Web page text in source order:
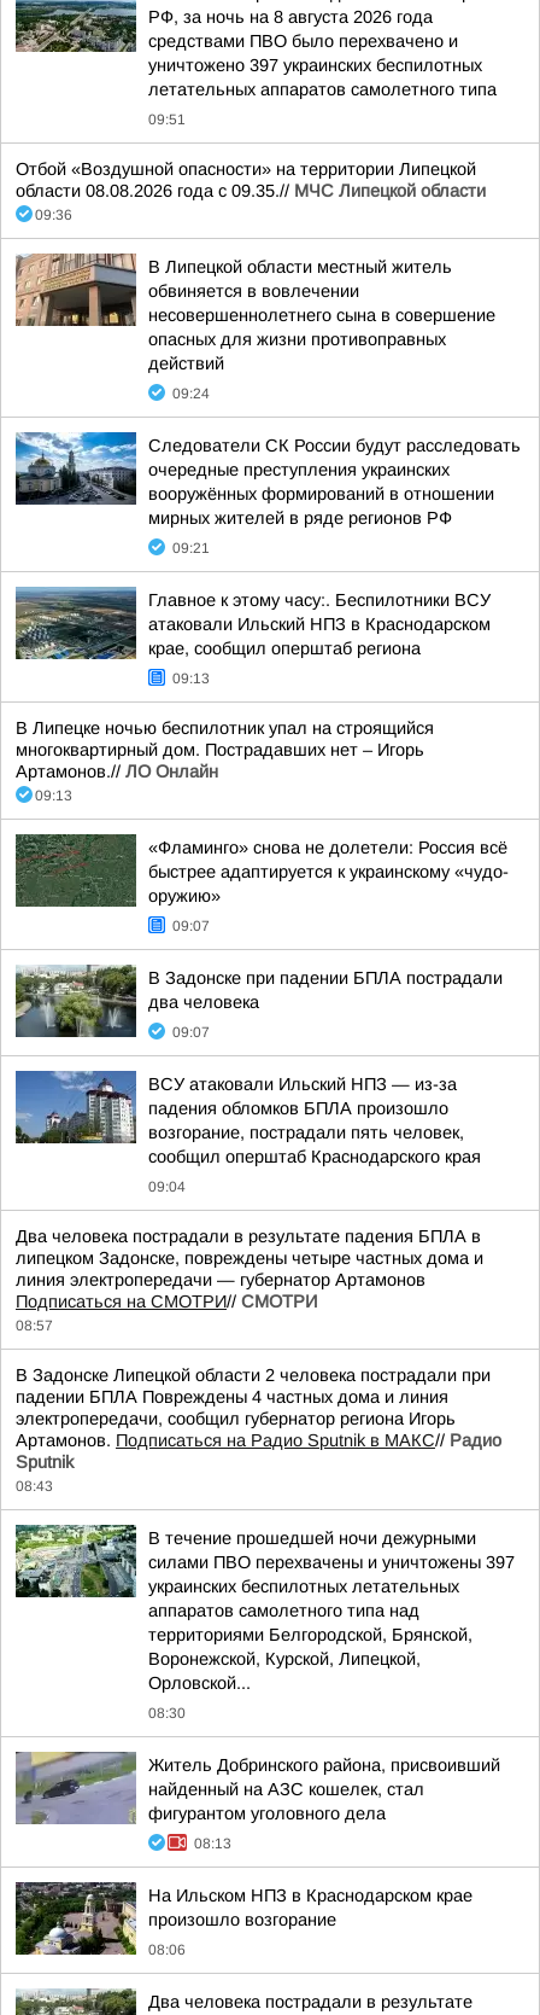
РФ, за ночь на 8 августа 2026 года
средствами ПВО было перехвачено и
уничтожено 397 украинских беспилотных
летательных аппаратов самолетного типа
09:51
Отбой «Воздушной опасности» на территории Липецкой
области 08.08.2026 года с 09.35.// МЧС Липецкой области
09:36
В Липецкой области местный житель
обвиняется в вовлечении
несовершеннолетнего сына в совершение
опасных для жизни противоправных
действий
09:24
Следователи СК России будут расследовать
очередные преступления украинских
вооружённых формирований в отношении
мирных жителей в ряде регионов РФ
09:21
Главное к этому часу:. Беспилотники ВСУ
атаковали Ильский НПЗ в Краснодарском
крае, сообщил оперштаб региона
09:13
В Липецке ночью беспилотник упал на строящийся
многоквартирный дом. Пострадавших нет – Игорь
Артамонов.// ЛО Онлайн
09:13
«Фламинго» снова не долетели: Россия всё
быстрее адаптируется к украинскому «чудо-
оружию»
09:07
В Задонске при падении БПЛА пострадали
два человека
09:07
ВСУ атаковали Ильский НПЗ — из-за
падения обломков БПЛА произошло
возгорание, пострадали пять человек,
сообщил оперштаб Краснодарского края
09:04
Два человека пострадали в результате падения БПЛА в
липецком Задонске, повреждены четыре частных дома и
линия электропередачи — губернатор Артамонов
Подписаться на СМОТРИ// СМОТРИ
08:57
В Задонске Липецкой области 2 человека пострадали при
падении БПЛА Повреждены 4 частных дома и линия
электропередачи, сообщил губернатор региона Игорь
Артамонов. Подписаться на Радио Sputnik в МАКС// Радио
Sputnik
08:43
В течение прошедшей ночи дежурными
силами ПВО перехвачены и уничтожены 397
украинских беспилотных летательных
аппаратов самолетного типа над
территориями Белгородской, Брянской,
Воронежской, Курской, Липецкой,
Орловской...
08:30
Житель Добринского района, присвоивший
найденный на АЗС кошелек, стал
фигурантом уголовного дела
08:13
На Ильском НПЗ в Краснодарском крае
произошло возгорание
08:06
Два человека пострадали в результате